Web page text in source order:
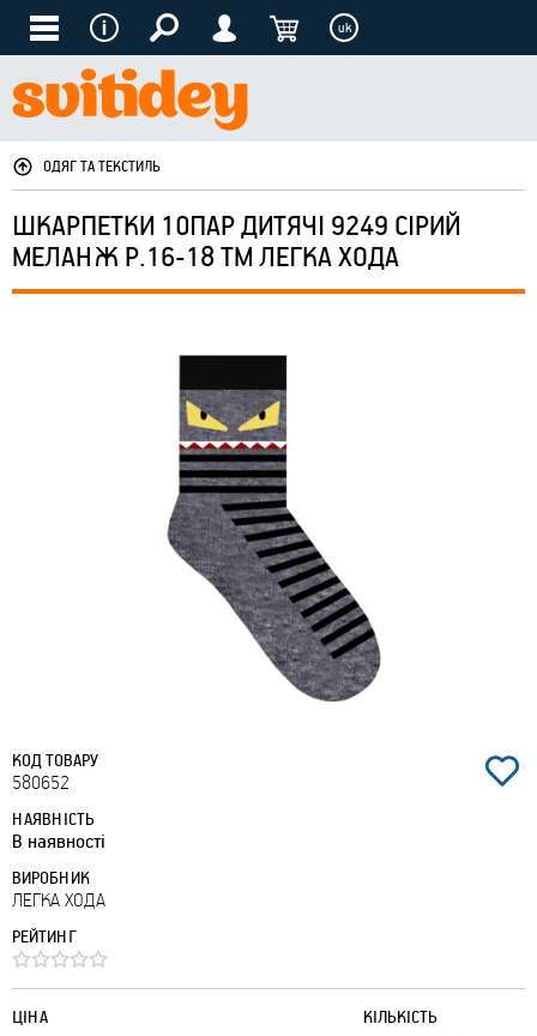
uk
ОДЯГ ТА ТЕКСТИЛЬ
ШКАРПЕТКИ 10ПАР ДИТЯЧІ 9249 СІРИЙ
МЕЛАНЖ Р.16-18 ТМ ЛЕГКА ХОДА
КОД ТОВАРУ
580652
НАЯВНІСТЬ
В наявності
ВИРОБНИК
ЛЕГКА ХОДА
РЕЙТИНГ
КІЛЬКІСТЬ
ЦІНА